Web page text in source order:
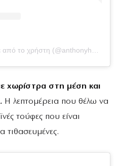
χρήστη (@anthonyhnguyenmakeup)
χωρίστρα στη μέση και
Η λεπτομέρεια που θέλω να
τούφες που είναι
τιθασευμένες.